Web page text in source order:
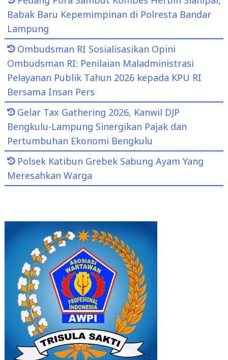
Babak Baru Kepemimpinan di Polresta Bandar
Lampung
Ombudsman RI Sosialisasikan Opini
Ombudsman RI: Penilaian Maladministrasi
Pelayanan Publik Tahun 2026 kepada KPU RI
Bersama Insan Pers
Gelar Tax Gathering 2026, Kanwil DJP
Bengkulu-Lampung Sinergikan Pajak dan
Pertumbuhan Ekonomi Bengkulu
Polsek Katibun Grebek Sabung Ayam Yang
Meresahkan Warga